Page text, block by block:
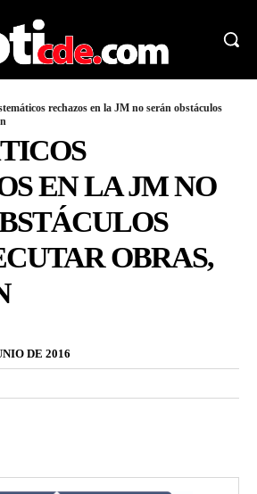
rechazos en la JM no serán obstáculos
EN LA JM NO
OBRAS,
DE 2016